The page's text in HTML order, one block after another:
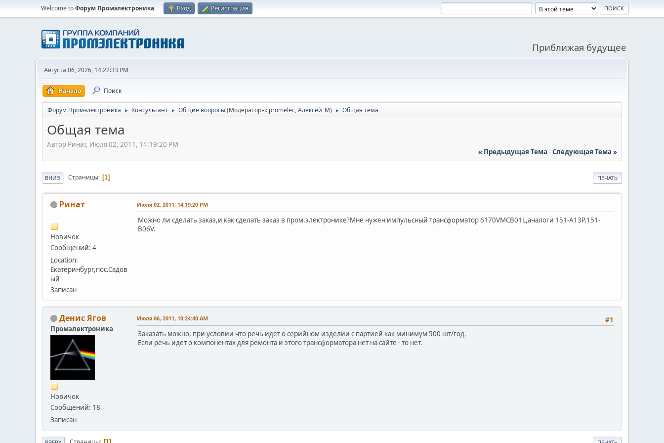
Welcome toФорум Промэлектроника. Вход Регистрация
Приближая будущее
Августа 06, 2026, 14:22:33 PM
Начало Поиск
Форум Промэлектроника ► Консультант ► Общие вопросы(Модераторы: promelec,Алексей_М) ► Общая тема
Общая тема
Автор Ринат, Июля 02, 2011, 14:19:20 PM
« Предыдущая Тема -Следующая Тема »
ПЕЧАТЬ
ВНИЗ Страницы 1
Ринат
Новичок
Сообщений: 4
Location:
Екатеринбург,пос.Садов
ый
Записан
Июля 02, 2011, 14:19:20 PM
Можно ли сделать заказ,и как сделать заказ в пром.электронике?Мне нужен импульсный трансформатор 6170VMCB01L,аналоги 151-А13Р,151-
В06V.
Денис Ягов
Промэлектроника
Новичок
Сообщений: 18
Записан
#1
Июля 06, 2011, 10:24:40 AM
Заказать можно, при условии что речь идёт о серийном изделии с партией как минимум 500 шт/год.
Если речь идёт о компонентах для ремонта и этого трансформатора нет на сайте - то нет.